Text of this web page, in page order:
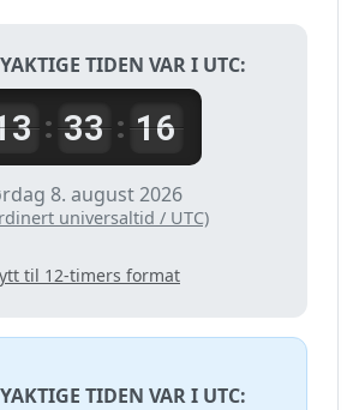
TIDEN VAR I UTC:
: 33: 16
8. august 2026
universaltid / UTC)
til 12-timers format
TIDEN VAR I UTC: